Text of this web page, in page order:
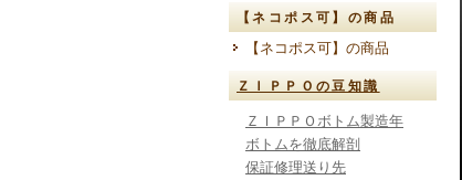
【ネコポス可】の商品
【ネコポス可】の商品
ＺＩＰＰＯの豆知識
ＺＩＰＰＯボトム製造年
ボトムを徹底解剖
保証修理送り先